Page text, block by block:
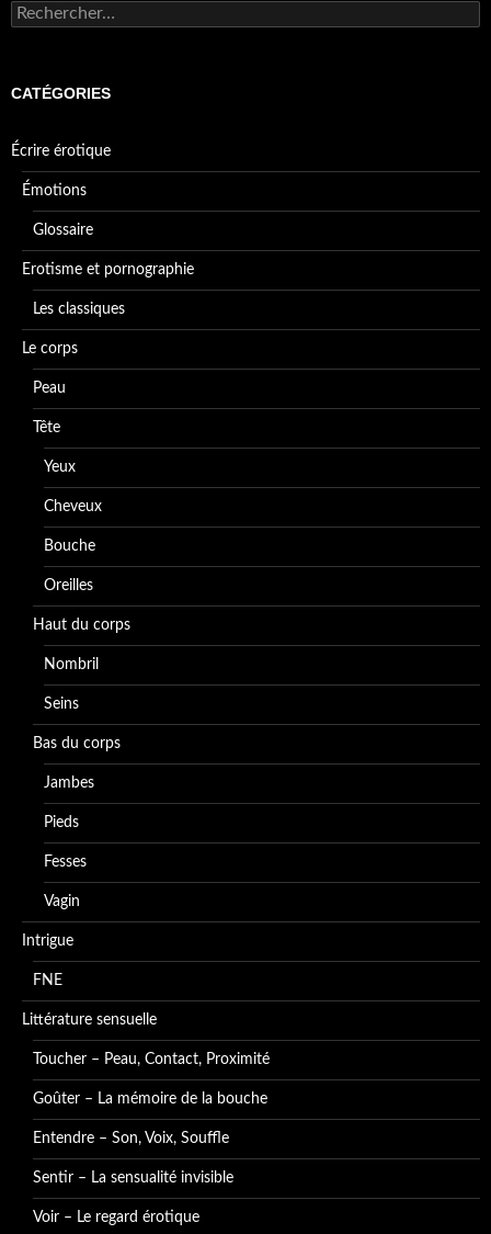
Rechercher :
CATÉGORIES
Écrire érotique
Émotions
Glossaire
Erotisme et pornographie
Les classiques
Le corps
Peau
Tête
Yeux
Cheveux
Bouche
Oreilles
Haut du corps
Nombril
Seins
Bas du corps
Jambes
Pieds
Fesses
Vagin
Intrigue
FNE
Littérature sensuelle
Toucher – Peau, Contact, Proximité
Goûter – La mémoire de la bouche
Entendre – Son, Voix, Souffle
Sentir – La sensualité invisible
Voir – Le regard érotique